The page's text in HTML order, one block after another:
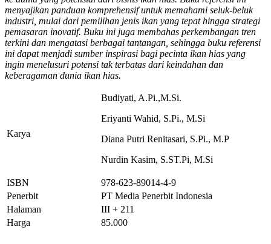
menyajikan panduan komprehensif untuk memahami seluk-beluk
industri, mulai dari pemilihan jenis ikan yang tepat hingga strategi
pemasaran inovatif. Buku ini juga membahas perkembangan tren
terkini dan mengatasi berbagai tantangan, sehingga buku referensi
ini dapat menjadi sumber inspirasi bagi pecinta ikan hias yang
ingin menelusuri potensi tak terbatas dari keindahan dan
keberagaman dunia ikan hias.
Karya
Budiyati, A.Pi.,M.Si.
Eriyanti Wahid, S.Pi., M.Si
Diana Putri Renitasari, S.Pi., M.P
Nurdin Kasim, S.ST.Pi, M.Si
ISBN
978-623-89014-4-9
Penerbit
PT Media Penerbit Indonesia
Halaman
III + 211
Harga
85.000